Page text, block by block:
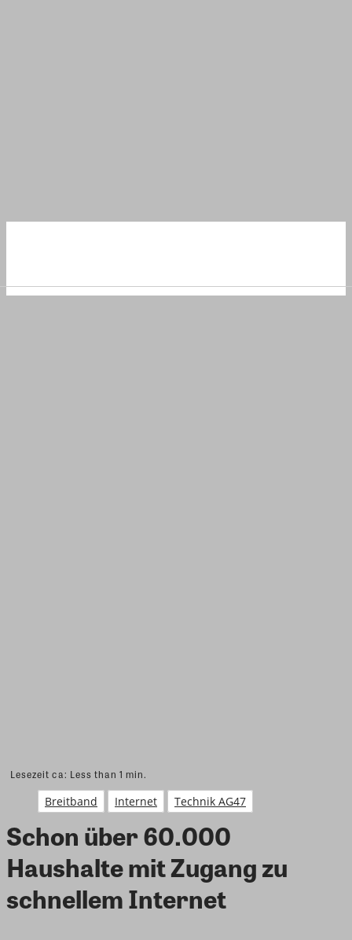
Lesezeit ca: Less than 1 min.
Breitband Internet Technik AG47
Schon über 60.000
Haushalte mit Zugang zu
schnellem Internet